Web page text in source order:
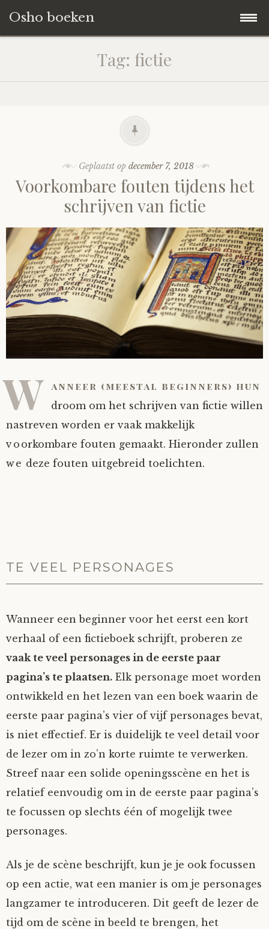
Osho boeken
inhoud
Tag: fictie
Geplaatst opdecember 7, 2018
Voorkombare fouten tijdens het
schrijven van fictie
W anneer (meestal beginners) hun
droom om het schrijven van fictie willen
nastreven worden er vaak makkelijk
voorkombare fouten gemaakt. Hieronder zullen
we deze fouten uitgebreid toelichten.
TE VEEL PERSONAGES
Wanneer een beginner voor het eerst een kort
verhaal of een fictieboek schrijft, proberen ze
vaak te veel personages in de eerste paar
pagina’s te plaatsen. Elk personage moet worden
ontwikkeld en het lezen van een boek waarin de
eerste paar pagina’s vier of vijf personages bevat,
is niet effectief. Er is duidelijk te veel detail voor
de lezer om in zo’n korte ruimte te verwerken.
Streef naar een solide openingsscène en het is
relatief eenvoudig om in de eerste paar pagina’s
te focussen op slechts één of mogelijk twee
personages.
Als je de scène beschrijft, kun je je ook focussen
op een actie, wat een manier is om je personages
langzamer te introduceren. Dit geeft de lezer de
tijd om de scène in beeld te brengen, het